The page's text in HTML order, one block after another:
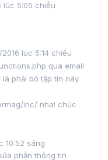
lúc 5:05 chiều
2016 lúc 5:14 chiều
qua email
là phải bỏ tập tin này
inc/ nha! chúc
10:52 sáng
phần thông tin